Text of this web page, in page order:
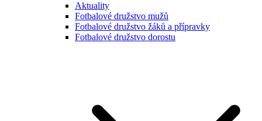
Aktuality
Fotbalové družstvo mužů
Fotbalové družstvo žáků a přípravky
Fotbalové družstvo dorostu